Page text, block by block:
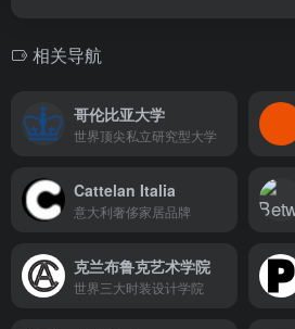
相关导航
哥伦比亚大学
世界顶尖私立研究型大学
Cattelan Italia
意大利奢侈家居品牌
克兰布鲁克艺术学院
世界三大时装设计学院